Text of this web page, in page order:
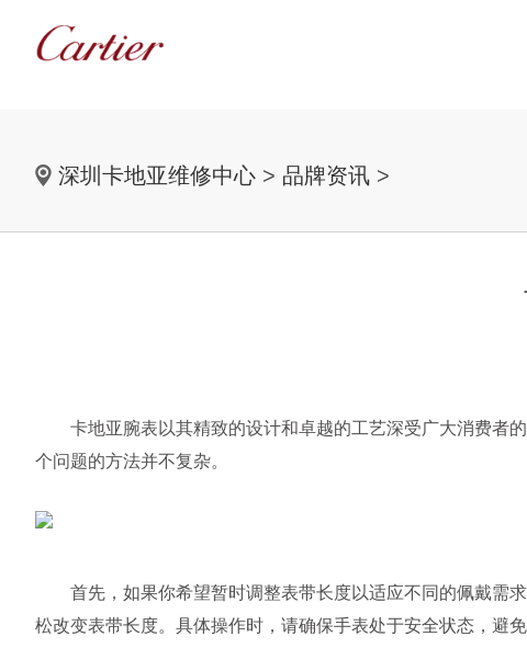
深圳卡地亚维修中心 > 品牌资讯 >
卡地亚腕表以其精致的设计和卓越的工艺深受广大消费者的
个问题的方法并不复杂。
首先，如果你希望暂时调整表带长度以适应不同的佩戴需求
松改变表带长度。具体操作时，请确保手表处于安全状态，避